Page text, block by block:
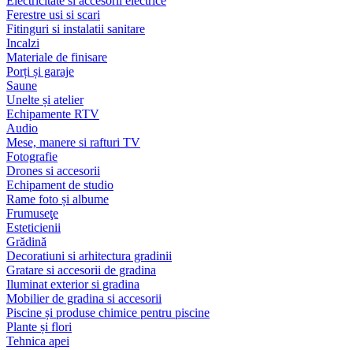
Ferestre usi si scari
Fitinguri si instalatii sanitare
Incalzi
Materiale de finisare
Porți și garaje
Saune
Unelte și atelier
Echipamente RTV
Audio
Mese, manere si rafturi TV
Fotografie
Drones si accesorii
Echipament de studio
Rame foto și albume
Frumuseţe
Esteticienii
Grădină
Decoratiuni si arhitectura gradinii
Gratare si accesorii de gradina
Iluminat exterior si gradina
Mobilier de gradina si accesorii
Piscine și produse chimice pentru piscine
Plante și flori
Tehnica apei